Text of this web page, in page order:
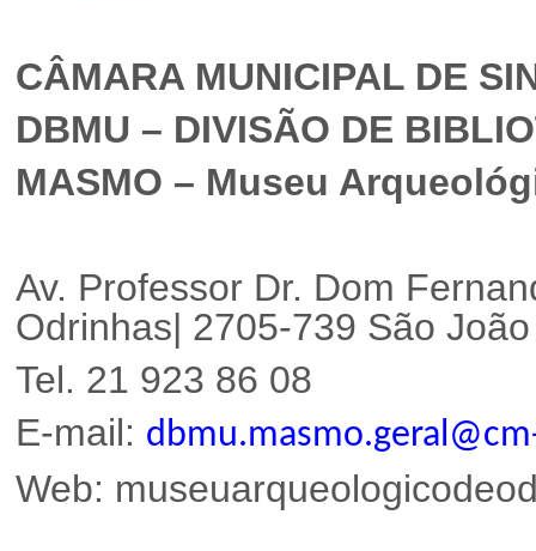
CÂMARA MUNICIPAL DE
DBMU – DIVISÃO DE
MASMO – Museu
Av. Professor Dr. Dom
Odrinhas| 2705-739 São
Tel. 21 923 86 08
E-mail:
Web: